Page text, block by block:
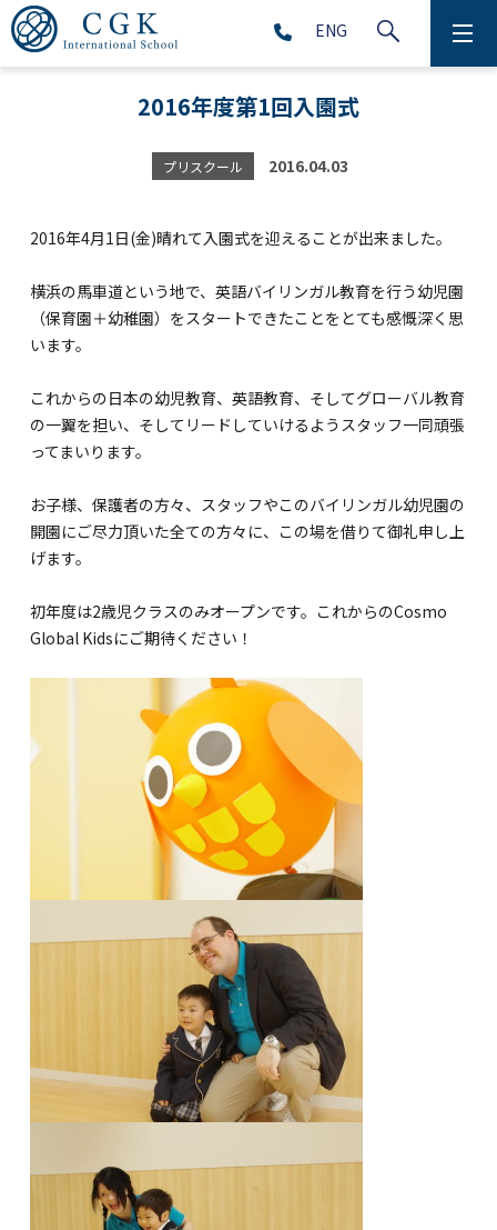
ENG
初等部 (1～5年生)
中等部 (6～9年生)
高等部 (10～12年生)
アフタースクール (1～9年生)
海外留学・グローバル
コミュニティ
お問い合わせ
SCHOOL NEWS
学校経営コンサル
採用・求人情報
保育園用物件紹介
横浜市物件情報募集
関内校
TEL(JP): 045-211-4427
TEL(EN): 045-211-4690
2016年度第1回入園式
プリスクール 2016.04.03
2016年4月1日(金)晴れて入園式を迎えることが出来ました。
横浜の馬車道という地で、英語バイリンガル教育を行う幼児園
（保育園＋幼稚園）をスタートできたことをとても感慨深く思
います。
これからの日本の幼児教育、英語教育、そしてグローバル教育
の一翼を担い、そしてリードしていけるようスタッフ一同頑張
ってまいります。
お子様、保護者の方々、スタッフやこのバイリンガル幼児園の
開園にご尽力頂いた全ての方々に、この場を借りて御礼申し上
げます。
初年度は2歳児クラスのみオープンです。これからのCosmo
Global Kidsにご期待ください！